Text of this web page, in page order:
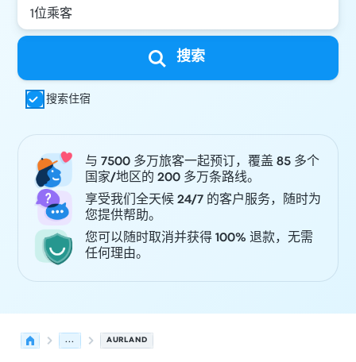
搜索
搜索住宿
与 7500 多万旅客一起预订，覆盖 85 多个
国家/地区的 200 多万条路线。
享受我们全天候 24/7 的客户服务，随时为
您提供帮助。
您可以随时取消并获得 100% 退款，无需
任何理由。
... AURLAND